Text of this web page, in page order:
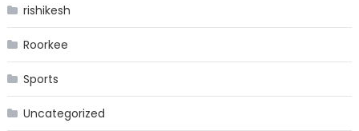
rishikesh
Roorkee
Sports
Uncategorized